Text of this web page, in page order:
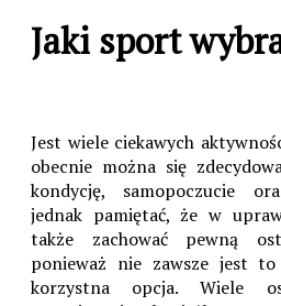
Jaki sport
Jest wiele ciekawych
obecnie można się
kondycję, samopoczucie
jednak pamiętać, że w
także zachować pewną
ponieważ nie zawsze jest
korzystna opcja. Wiele